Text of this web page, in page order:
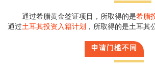
通过希腊黄金签证项目，所取得的是希腊
通过土耳其投资入籍计划 ，所取得的是土耳其
申请门槛不同